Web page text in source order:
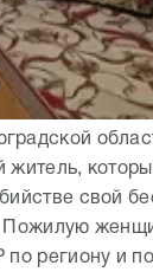
житель,
свой
Пожилую
региону и